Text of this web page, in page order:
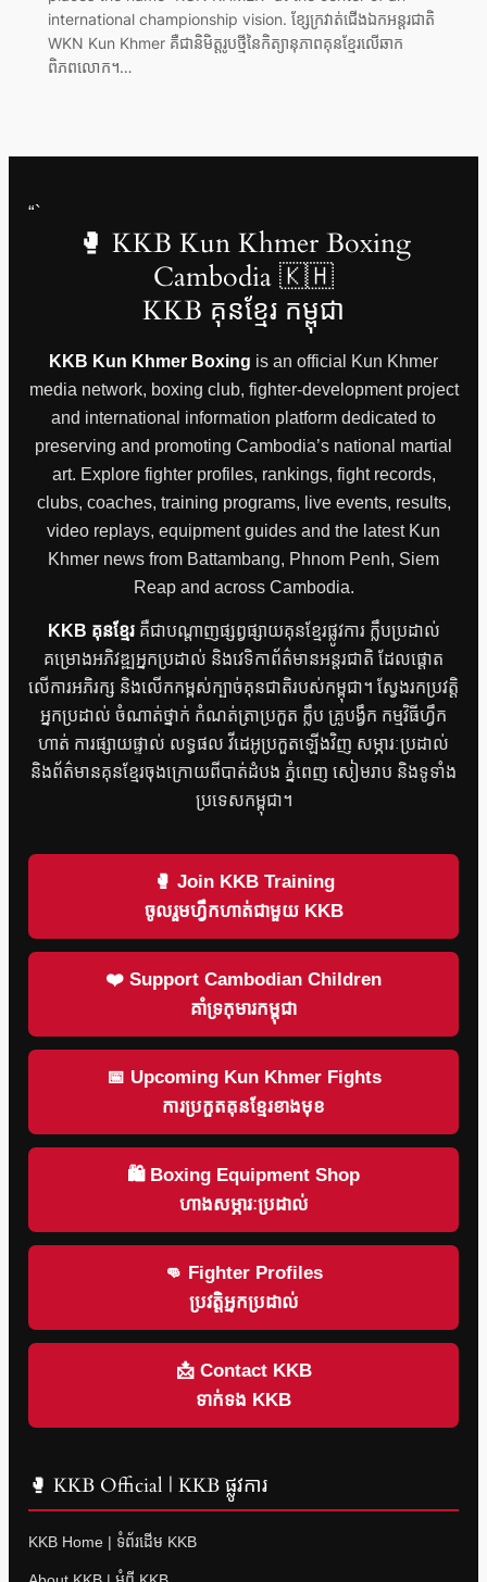
international championship vision. ខ្សែក្រវាត់ជើងឯកអន្តរជាតិ
WKN Kun Khmer គឺជានិមិត្តរូបថ្មីនៃកិត្យានុភាពគុនខ្មែរលើឆាក
ពិភពលោក។…
“`
🥊 KKB Kun Khmer Boxing
Cambodia 🇰🇭
KKB គុនខ្មែរ កម្ពុជា
KKB Kun Khmer Boxing is an official Kun Khmer
media network, boxing club, fighter-development project
and international information platform dedicated to
preserving and promoting Cambodia’s national martial
art. Explore fighter profiles, rankings, fight records,
clubs, coaches, training programs, live events, results,
video replays, equipment guides and the latest Kun
Khmer news from Battambang, Phnom Penh, Siem
Reap and across Cambodia.
KKB គុនខ្មែរគឺជាបណ្តាញផ្សព្វផ្សាយគុនខ្មែរផ្លូវការ ក្លឹបប្រដាល់
គម្រោងអភិវឌ្ឍអ្នកប្រដាល់ និងវេទិកាព័ត៌មានអន្តរជាតិ ដែលផ្តោត
លើការអភិរក្ស និងលើកកម្ពស់ក្បាច់គុនជាតិរបស់កម្ពុជា។ ស្វែងរកប្រវត្តិ
អ្នកប្រដាល់ ចំណាត់ថ្នាក់ កំណត់ត្រាប្រកួត ក្លឹប គ្រូបង្វឹក កម្មវិធីហ្វឹក
ហាត់ ការផ្សាយផ្ទាល់ លទ្ធផល វីដេអូប្រកួតឡើងវិញ សម្ភារៈប្រដាល់
និងព័ត៌មានគុនខ្មែរចុងក្រោយពីបាត់ដំបង ភ្នំពេញ សៀមរាប និងទូទាំង
ប្រទេសកម្ពុជា។
🥊 Join KKB Training
ចូលរួមហ្វឹកហាត់ជាមួយ KKB
❤️ Support Cambodian Children
គាំទ្រកុមារកម្ពុជា
📅 Upcoming Kun Khmer Fights
ការប្រកួតគុនខ្មែរខាងមុខ
🛍 Boxing Equipment Shop
ហាងសម្ភារៈប្រដាល់
👊 Fighter Profiles
ប្រវត្តិអ្នកប្រដាល់
📩 Contact KKB
ទាក់ទង KKB
🥊 KKB Official | KKB ផ្លូវការ
KKB Home | ទំព័រដើម KKB